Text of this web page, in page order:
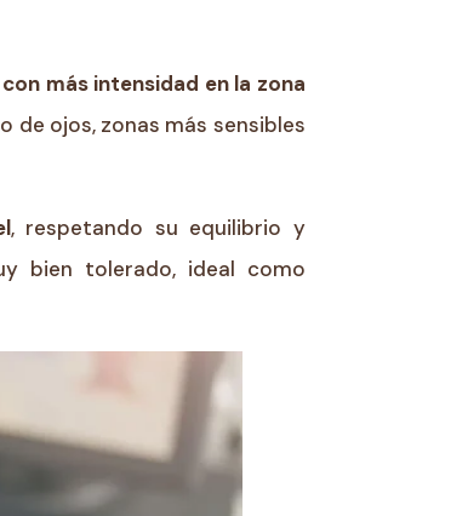
más intensidad en la zona
de ojos, zonas más sensibles
, respetando su equilibrio y
bien tolerado, ideal como